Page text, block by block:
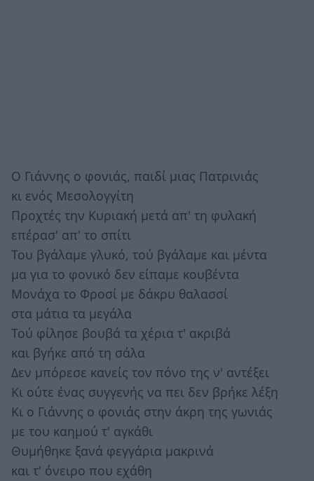
Ο Γιάννης ο φονιάς, παιδί μιας Πατρινιάς
κι ενός Μεσολογγίτη
Προχτές την Κυριακή μετά απ' τη φυλακή
επέρασ' απ' το σπίτι
Του βγάλαμε γλυκό, τού βγάλαμε και μέντα
μα για το φονικό δεν είπαμε κουβέντα
Μονάχα το Φροσί με δάκρυ θαλασσί
στα μάτια τα μεγάλα
Τού φίλησε βουβά τα χέρια τ' ακριβά
και βγήκε από τη σάλα
Δεν μπόρεσε κανείς τον πόνο της ν' αντέξει
Κι ούτε ένας συγγενής να πει δεν βρήκε λέξη
Κι ο Γιάννης ο φονιάς στην άκρη της γωνιάς
με του καημού τ' αγκάθι
Θυμήθηκε ξανά φεγγάρια μακρινά
και τ' όνειρο που εχάθη